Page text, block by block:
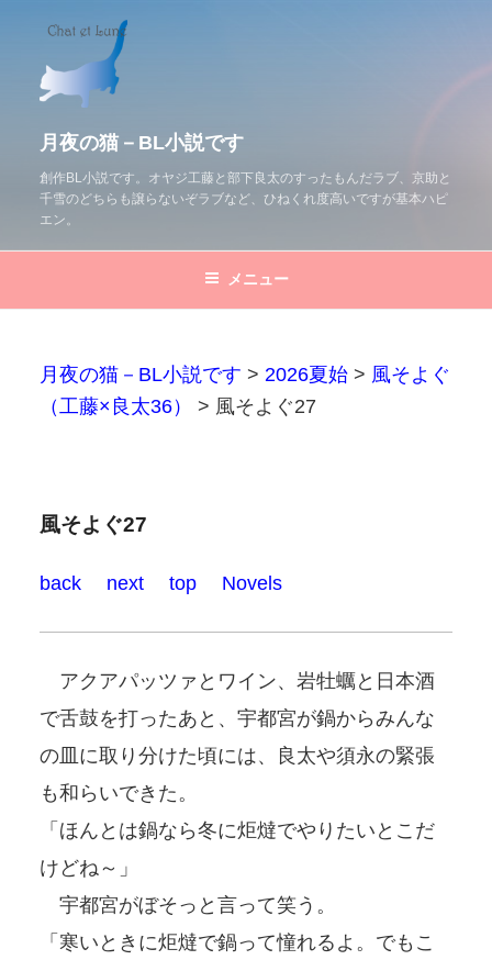
月夜の猫－BL小説です
創作BL小説です。オヤジ工藤と部下良太のすったもんだラブ、京助と
千雪のどちらも譲らないぞラブなど、ひねくれ度高いですが基本ハピ
エン。
メニュー
月夜の猫－BL小説です > 2026夏始 > 風そよぐ
（工藤×良太36）
> 風そよぐ27
風そよぐ27
back next top Novels
アクアパッツァとワイン、岩牡蠣と日本酒
で舌鼓を打ったあと、宇都宮が鍋からみんな
の皿に取り分けた頃には、良太や須永の緊張
も和らいできた。
「ほんとは鍋なら冬に炬燵でやりたいとこだ
けどね～」
宇都宮がぼそっと言って笑う。
「寒いときに炬燵で鍋って憧れるよ。でもこ